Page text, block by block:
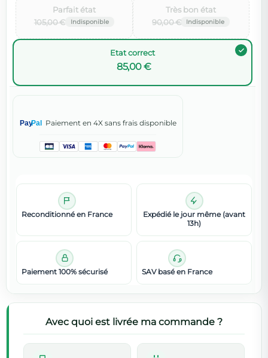
105,00 €
Parfait état‌
90,00 €
Très bon état‌
85,00 €
Etat correct
PayPal Paiement en 4X sans frais disponible
Reconditionné en France
Expédié le jour même (avant
13h)
Paiement 100% sécurisé SAV basé en France
Avec quoi est livrée ma commande ?